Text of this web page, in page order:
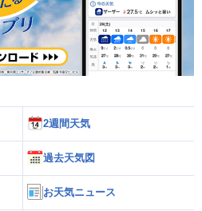
2週間天気
過去天気図
お天気ニュース